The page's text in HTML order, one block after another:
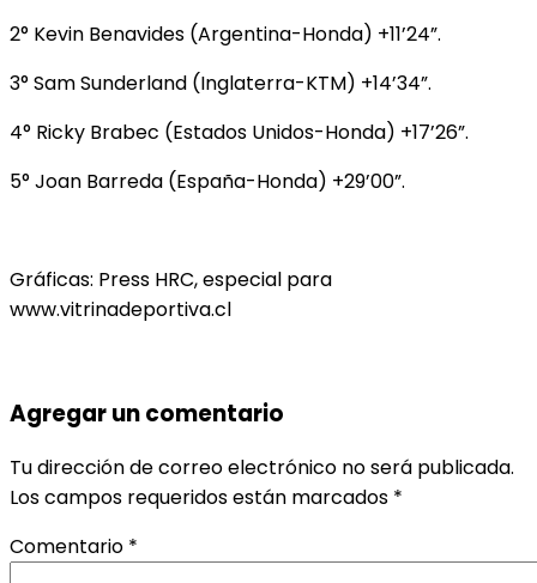
2° Kevin Benavides (Argentina-Honda) +11’24”.
3° Sam Sunderland (Inglaterra-KTM) +14’34”.
4° Ricky Brabec (Estados Unidos-Honda) +17’26”.
5° Joan Barreda (España-Honda) +29’00”.
Gráficas: Press HRC, especial para
www.vitrinadeportiva.cl
Agregar un comentario
Tu dirección de correo electrónico no será publicada.
Los campos requeridos están marcados *
Comentario *